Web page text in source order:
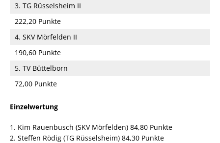
3. TG Rüsselsheim II
222,20 Punkte
4. SKV Mörfelden II
190,60 Punkte
5. TV Büttelborn
72,00 Punkte
Einzelwertung
1. Kim Rauenbusch (SKV Mörfelden) 84,80 Punkte
2. Steffen Rödig (TG Rüsselsheim) 84,30 Punkte